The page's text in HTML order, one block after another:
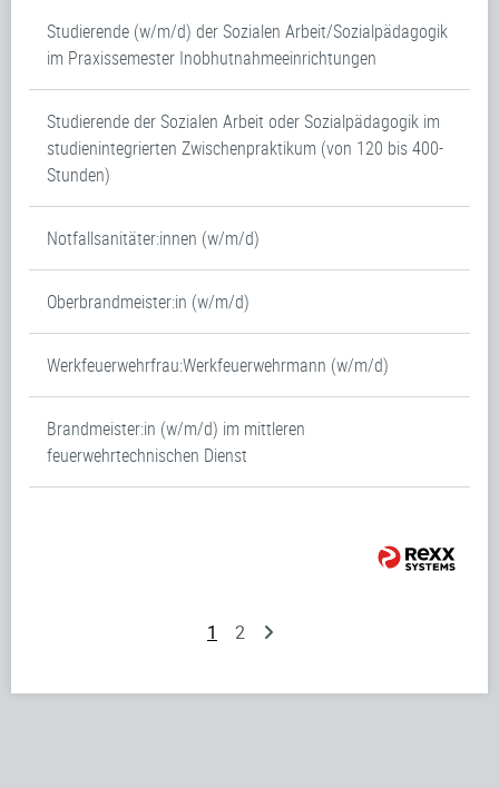
Studierende (w/m/d) der Sozialen Arbeit/Sozialpädagogik
im Praxissemester Inobhutnahmeeinrichtungen
Studierende der Sozialen Arbeit oder Sozialpädagogik im
studienintegrierten Zwischenpraktikum (von 120 bis 400-
Stunden)
Notfallsanitäter:innen (w/m/d)
Oberbrandmeister:in (w/m/d)
Werkfeuerwehrfrau:Werkfeuerwehrmann (w/m/d)
Brandmeister:in (w/m/d) im mittleren
feuerwehrtechnischen Dienst
1 2